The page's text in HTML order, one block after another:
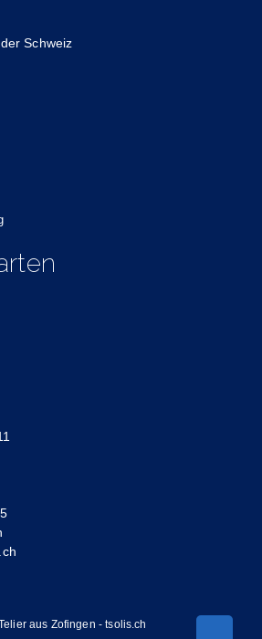
Schweiz
aus Zofingen - tsolis.ch